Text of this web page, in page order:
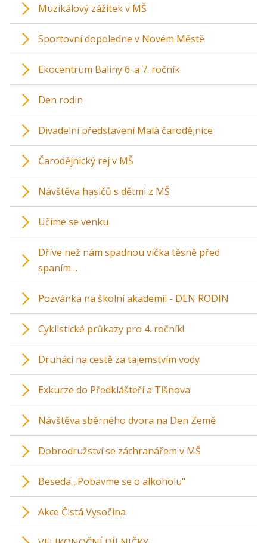
Muzikálový zážitek v MŠ
Sportovní dopoledne v Novém Městě
Ekocentrum Baliny 6. a 7. ročník
Den rodin
Divadelní představení Malá čarodějnice
Čarodějnický rej v MŠ
Návštěva hasičů s dětmi z MŠ
Učíme se venku
Dříve než nám spadnou víčka těsně před
spaním…
Pozvánka na školní akademii - DEN RODIN
Cyklistické průkazy pro 4. ročník!
Druháci na cestě za tajemstvím vody
Exkurze do Předklášteří a Tišnova
Návštěva sběrného dvora na Den Země
Dobrodružství se záchranářem v MŠ
Beseda „Pobavme se o alkoholu“
Akce Čistá Vysočina